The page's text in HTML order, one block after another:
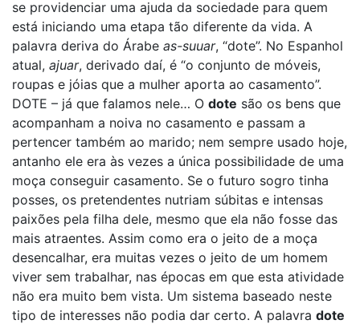
se providenciar uma ajuda da sociedade para quem
está iniciando uma etapa tão diferente da vida. A
palavra deriva do Árabe as-suuar, “dote”. No Espanhol
atual, ajuar, derivado daí, é “o conjunto de móveis,
roupas e jóias que a mulher aporta ao casamento”.
DOTE – já que falamos nele… O dote são os bens que
acompanham a noiva no casamento e passam a
pertencer também ao marido; nem sempre usado hoje,
antanho ele era às vezes a única possibilidade de uma
moça conseguir casamento. Se o futuro sogro tinha
posses, os pretendentes nutriam súbitas e intensas
paixões pela filha dele, mesmo que ela não fosse das
mais atraentes. Assim como era o jeito de a moça
desencalhar, era muitas vezes o jeito de um homem
viver sem trabalhar, nas épocas em que esta atividade
não era muito bem vista. Um sistema baseado neste
tipo de interesses não podia dar certo. A palavra dote